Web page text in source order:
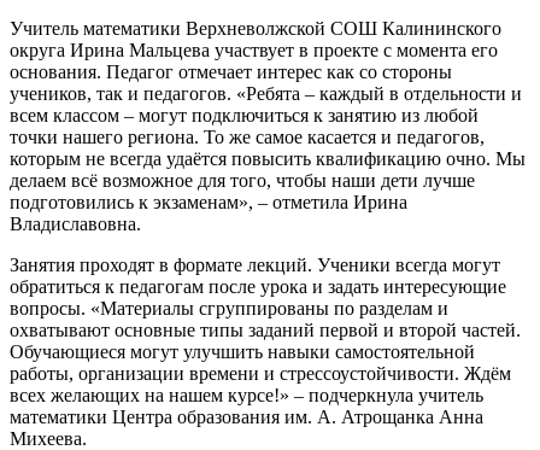
Учитель математики Верхневолжской СОШ Калининского
округа Ирина Мальцева участвует в проекте с момента его
основания. Педагог отмечает интерес как со стороны
учеников, так и педагогов. «Ребята – каждый в отдельности и
всем классом – могут подключиться к занятию из любой
точки нашего региона. То же самое касается и педагогов,
которым не всегда удаётся повысить квалификацию очно. Мы
делаем всё возможное для того, чтобы наши дети лучше
подготовились к экзаменам», – отметила Ирина
Владиславовна.
Занятия проходят в формате лекций. Ученики всегда могут
обратиться к педагогам после урока и задать интересующие
вопросы. «Материалы сгруппированы по разделам и
охватывают основные типы заданий первой и второй частей.
Обучающиеся могут улучшить навыки самостоятельной
работы, организации времени и стрессоустойчивости. Ждём
всех желающих на нашем курсе!» – подчеркнула учитель
математики Центра образования им. А. Атрощанка Анна
Михеева.